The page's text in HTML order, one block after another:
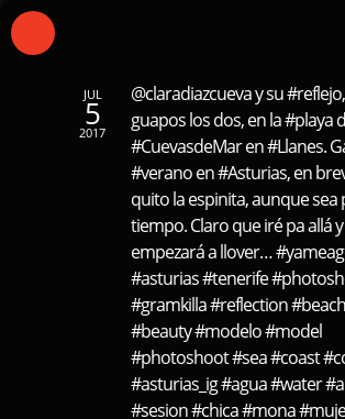
JUL
5
2017
@claradiazcueva y su
guapos los dos, en la #playa
#CuevasdeMar en #Llanes.
#verano en #Asturias, en
quito la espinita, aunque
tiempo. Claro que iré pa allá y
empezará a llover…
#asturias #tenerife
#gramkilla #reflection
#beauty #modelo​ #model
#photoshoot #sea #coast
#asturias_ig #agua #water
#sesion #chica #mona